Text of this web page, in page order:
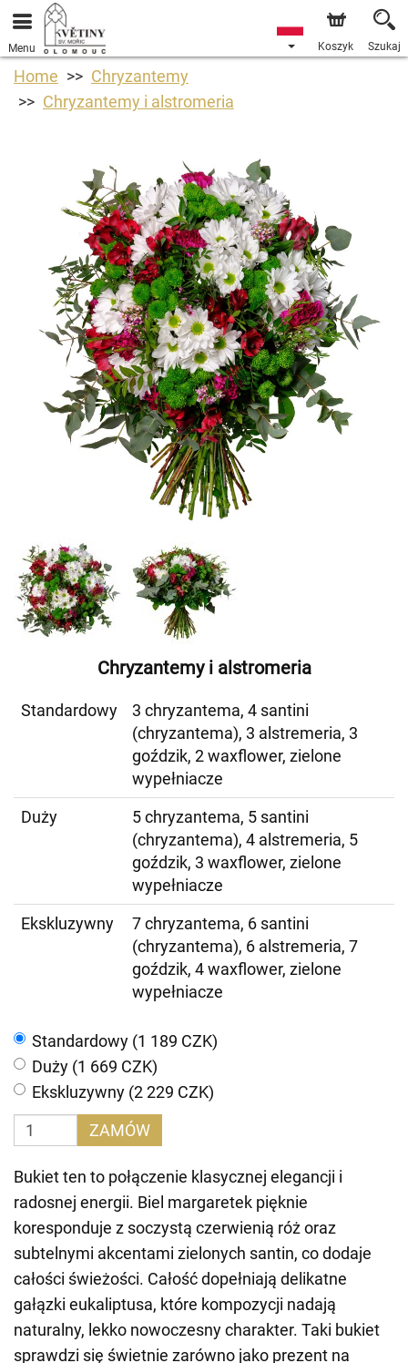
Menu Koszyk Szukaj
Home
Chryzantemy
Chryzantemy i alstromeria
Chryzantemy i alstromeria
Standardowy
3 chryzantema, 4 santini
(chryzantema), 3 alstremeria, 3
goździk, 2 waxflower, zielone
wypełniacze
Duży
5 chryzantema, 5 santini
(chryzantema), 4 alstremeria, 5
goździk, 3 waxflower, zielone
wypełniacze
Ekskluzywny
7 chryzantema, 6 santini
(chryzantema), 6 alstremeria, 7
goździk, 4 waxflower, zielone
wypełniacze
Standardowy (1 189 CZK)
Duży (1 669 CZK)
Ekskluzywny (2 229 CZK)
ZAMÓW
Bukiet ten to połączenie klasycznej elegancji i
radosnej energii. Biel margaretek pięknie
koresponduje z soczystą czerwienią róż oraz
subtelnymi akcentami zielonych santin, co dodaje
całości świeżości. Całość dopełniają delikatne
gałązki eukaliptusa, które kompozycji nadają
naturalny, lekko nowoczesny charakter. Taki bukiet
sprawdzi się świetnie zarówno jako prezent na